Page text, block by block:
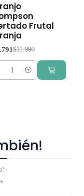
Frutal
$11.990